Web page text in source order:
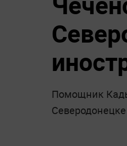
Помощник
Северодонецке